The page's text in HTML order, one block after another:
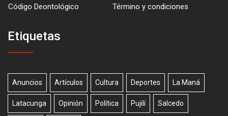
Código Deontológico
Término y condiciones
Etiquetas
Anuncios Artículos Cultura Deportes La Maná
Latacunga Opinión Política Pujilí Salcedo